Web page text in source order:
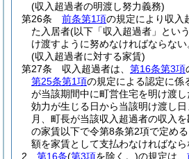
(収入超過者の明渡し努力義務)
第26条
前条第1項の規定により収入
た入居者(以下「収入超過者」とい
け渡すように努めなければならない
(収入超過者に対する家賃)
第27条
収入超過者は、 第16条第3項
第25条第1項の規定による認定に係
が当該期間中に町営住宅を明け渡
効力が生じる日から当該明け渡し
月、町長が当該収入超過者の収入
の家賃以下で令第8条第2項で定め
額を家賃として支払わなければなら
2
第16条(第3項を除く。)の規定は、